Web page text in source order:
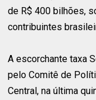
de R$ 400 bilhões,
contribuintes
A escorchante taxa
pelo Comitê de
Central, na última